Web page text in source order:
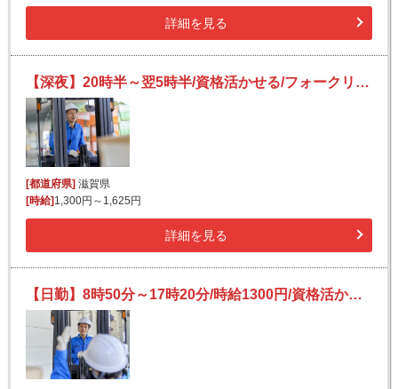
詳細を見る
【深夜】20時半～翌5時半/資格活かせる/フォークリフト/雑誌・チラシ・パンフレット等の移動
[都道府県] 滋賀県
[時給] 1,300円～1,625円
詳細を見る
【日勤】8時50分～17時20分/時給1300円/資格活かせる/酒類や飲料ケースのフォーク作業